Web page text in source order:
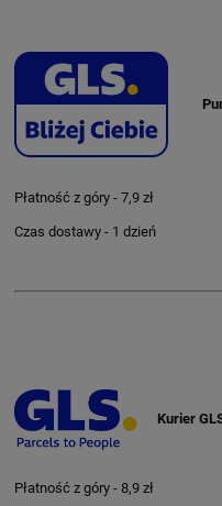
Płatność z góry - 7,9 zł
Czas dostawy - 1 dzień
Kurier
Płatność z góry - 8,9 zł